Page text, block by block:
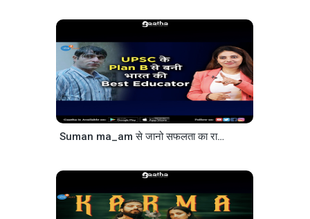
Suman ma_am से जानो सफलता का राज़ @Serene Paathshala English Josh Talks Hindi